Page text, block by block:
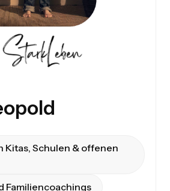
Kitas, Schulen & offenen
Familiencoachings